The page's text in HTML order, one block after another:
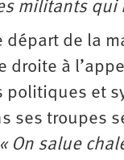
militants qui
départ de la
droite à
politiques et
ses troupes
« On salue